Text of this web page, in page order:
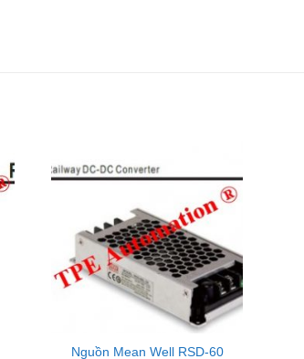
Nguồn Mean Well RSD-60